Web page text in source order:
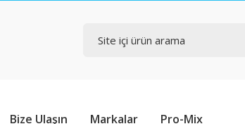
Bize Ulaşın Markalar Pro-Mix